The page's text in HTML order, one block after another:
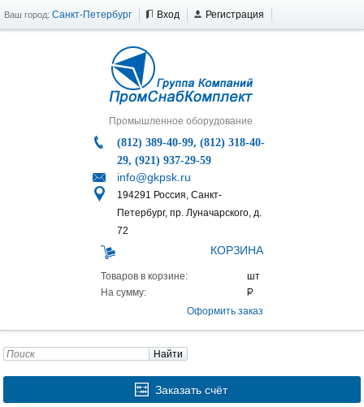
Ваш город: Санкт-Петербург Вход Регистрация
Промышленное оборудование
(812) 389-40-99, (812) 318-40-
29, (921) 937-29-59
info@gkpsk.ru
194291 Россия, Санкт-
Петербург, пр. Луначарского, д.
72
КОРЗИНА
Товаров в корзине:
На сумму:
Оформить заказ
Найти
Заказать счёт